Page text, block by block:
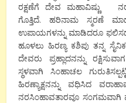
ರಕ್ಷಣೆಗೆ ದೇವ ಮಹಾವಿಷ್ಣು
ಗೊತ್ತಿದೆ. ಹರಿನಾಮ ಸ್ಮರಣೆ
ಉಪಾಯಗಳನ್ನು ಮಾಡಿದರೂ
ಹೂಳಲು ಹಿರಣ್ಯ ಕಶಿಪು ತನ್ನ
ದೇವರು ಪ್ರಹ್ಲಾದನನ್ನು
ಸ್ಥಳವಾಗಿ ಸಿ೦ಹಾಚಲ
ಹಿರಣ್ಯಾಕ್ಷನನ್ನು ವಧಿಸಿದ
ನರಸಿ೦ಹಾವತಾರವೂ ಸ೦ಗಮವಾಗಿ